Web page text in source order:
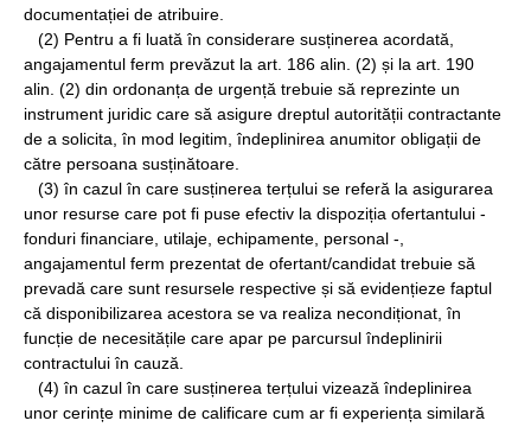
documentației de atribuire.
(2) Pentru a fi luată în considerare susținerea acordată,
angajamentul ferm prevăzut la art. 186 alin. (2) și la art. 190
alin. (2) din ordonanța de urgență trebuie să reprezinte un
instrument juridic care să asigure dreptul autorității contractante
de a solicita, în mod legitim, îndeplinirea anumitor obligații de
către persoana susținătoare.
(3) în cazul în care susținerea terțului se referă la asigurarea
unor resurse care pot fi puse efectiv la dispoziția ofertantului -
fonduri financiare, utilaje, echipamente, personal -,
angajamentul ferm prezentat de ofertant/candidat trebuie să
prevadă care sunt resursele respective și să evidențieze faptul
că disponibilizarea acestora se va realiza necondiționat, în
funcție de necesitățile care apar pe parcursul îndeplinirii
contractului în cauză.
(4) în cazul în care susținerea terțului vizează îndeplinirea
unor cerințe minime de calificare cum ar fi experiența similară